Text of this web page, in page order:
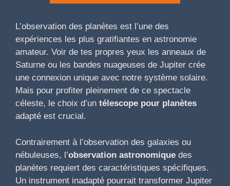
L’observation des planètes est l’une des
expériences les plus gratifiantes en astronomie
amateur. Voir de tes propres yeux les anneaux de
Saturne ou les bandes nuageuses de Jupiter crée
une connexion unique avec notre système solaire.
Mais pour profiter pleinement de ce spectacle
céleste, le choix d’un télescope pour planètes
adapté est crucial.
Contrairement à l’observation des galaxies ou
nébuleuses, l’observation astronomique des
planètes requiert des caractéristiques spécifiques.
Un instrument inadapté pourrait transformer Jupiter